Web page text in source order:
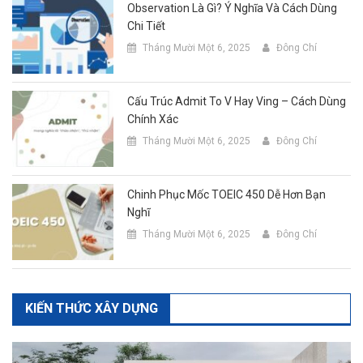
Observation Là Gì? Ý Nghĩa Và Cách Dùng
Chi Tiết
Tháng Mười Một 6, 2025 Đông Chí
Cấu Trúc Admit To V Hay Ving – Cách Dùng
Chính Xác
Tháng Mười Một 6, 2025 Đông Chí
Chinh Phục Mốc TOEIC 450 Dễ Hơn Bạn
Nghĩ
Tháng Mười Một 6, 2025 Đông Chí
KIẾN THỨC XÂY DỰNG